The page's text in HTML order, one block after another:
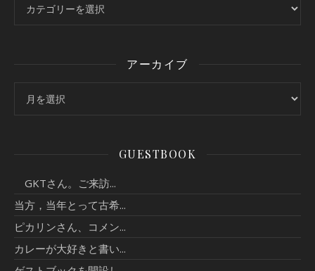
アーカイブ
GUESTBOOK
GKTさん。ご来訪...
当方，当年とって古希...
ピカリンさん、コメン...
カレーが大好きと書い...